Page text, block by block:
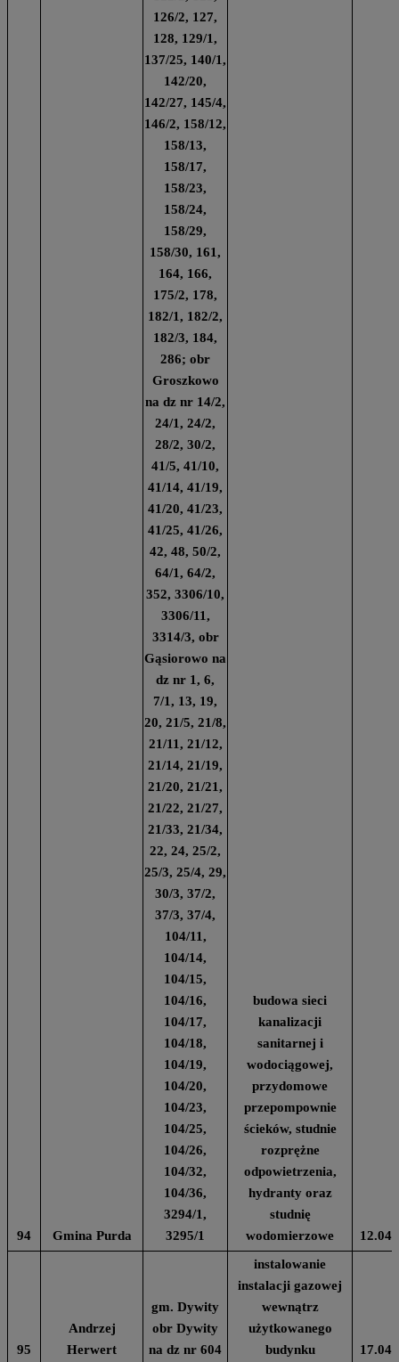
94 Gmina Purda
126/2, 127,
128, 129/1,
137/25, 140/1,
142/20,
142/27, 145/4,
146/2, 158/12,
158/13,
158/17,
158/23,
158/24,
158/29,
158/30, 161,
164, 166,
175/2, 178,
182/1, 182/2,
182/3, 184,
286; obr
Groszkowo
na dz nr 14/2,
24/1, 24/2,
28/2, 30/2,
41/5, 41/10,
41/14, 41/19,
41/20, 41/23,
41/25, 41/26,
42, 48, 50/2,
64/1, 64/2,
352, 3306/10,
3306/11,
3314/3, obr
Gąsiorowo na
dz nr 1, 6,
7/1, 13, 19,
20, 21/5, 21/8,
21/11, 21/12,
21/14, 21/19,
21/20, 21/21,
21/22, 21/27,
21/33, 21/34,
22, 24, 25/2,
25/3, 25/4, 29,
30/3, 37/2,
37/3, 37/4,
104/11,
104/14,
104/15,
104/16,
104/17,
104/18,
104/19,
104/20,
104/23,
104/25,
104/26,
104/32,
104/36,
3294/1,
3295/1
budowa sieci
kanalizacji
sanitarnej i
wodociągowej,
przydomowe
przepompownie
ścieków, studnie
rozprężne
odpowietrzenia,
hydranty oraz
studnię
wodomierzowe
95
Andrzej
Herwert
gm. Dywity
obr Dywity
na dz nr 604
instalowanie
instalacji gazowej
wewnątrz
użytkowanego
budynku